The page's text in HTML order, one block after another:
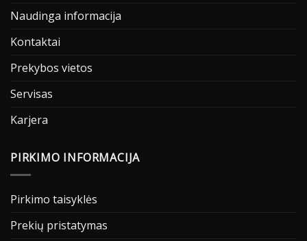
Naudinga informacija
Kontaktai
Prekybos vietos
Servisas
Karjera
PIRKIMO INFORMACIJA
Pirkimo taisyklės
Prekių pristatymas